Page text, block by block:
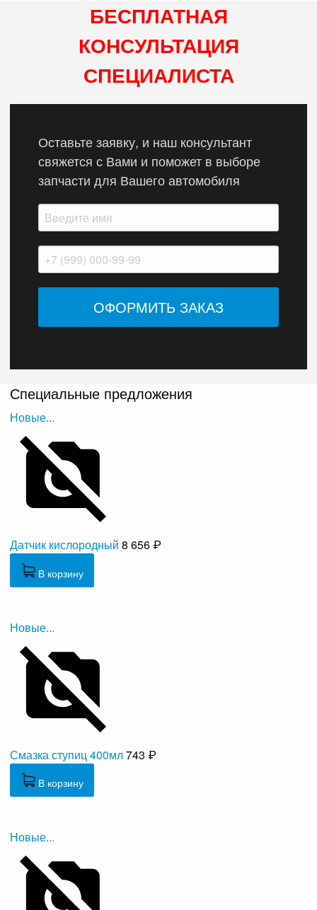
БЕСПЛАТНАЯ
КОНСУЛЬТАЦИЯ
СПЕЦИАЛИСТА
Оставьте заявку, и наш консультант
свяжется с Вами и поможет в выборе
запчасти для Вашего автомобиля
Специальные предложения
Новые...
Датчик кислородный 8 656 ₽
В корзину
Новые...
Смазка ступиц 400мл743 ₽
В корзину
Новые...